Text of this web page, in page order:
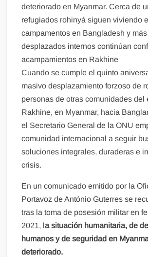
deteriorado en Myanmar. Cerca de
refugiados rohinyá siguen viviendo
campamentos en Bangladesh y
desplazados internos continúan
acampamientos en Rakhine
Cuando se cumple el quinto
masivo desplazamiento forzoso de
personas de otras comunidades del
Rakhine, en Myanmar, hacia
el Secretario General de la ONU
comunidad internacional a seguir
soluciones integrales, duraderas e
crisis.
En un comunicado emitido por la
Portavoz de António Guterres se
tras la toma de posesión militar en
2021, la situación humanitaria, de
humanos y de seguridad en
deteriorado.